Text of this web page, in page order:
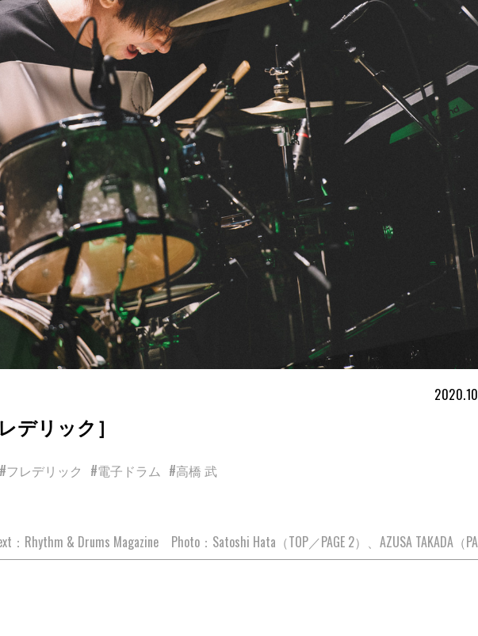
デリック］
#フレデリック #電子ドラム #高橋 武
：Rhythm & Drums Magazine Photo：Satoshi Hata（TOP／PAGE 2）、AZUSA TAKADA（